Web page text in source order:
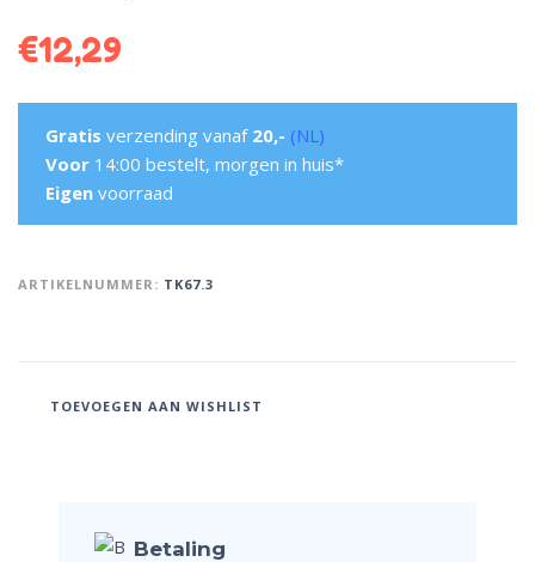
€12,29
Gratis verzending vanaf 20,- (NL)
Voor 14:00 bestelt, morgen in huis*
Eigen voorraad
ARTIKELNUMMER: TK67.3
TOEVOEGEN AAN WISHLIST
Betaling